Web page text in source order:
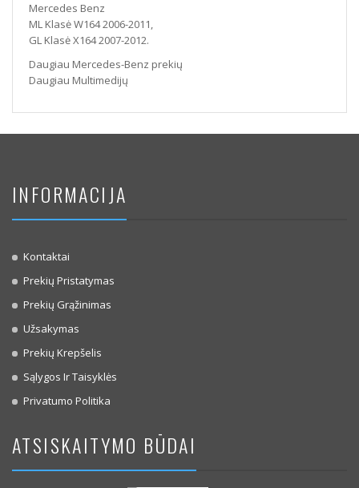
Mercedes Benz
ML Klasė W164 2006-2011,
GL Klasė X164 2007-2012.
Daugiau Mercedes-Benz prekių
Daugiau Multimedijų
INFORMACIJA
Kontaktai
Prekių Pristatymas
Prekių Grąžinimas
Užsakymas
Prekių Krepšelis
Sąlygos Ir Taisyklės
Privatumo Politika
ATSISKAITYMO BŪDAI